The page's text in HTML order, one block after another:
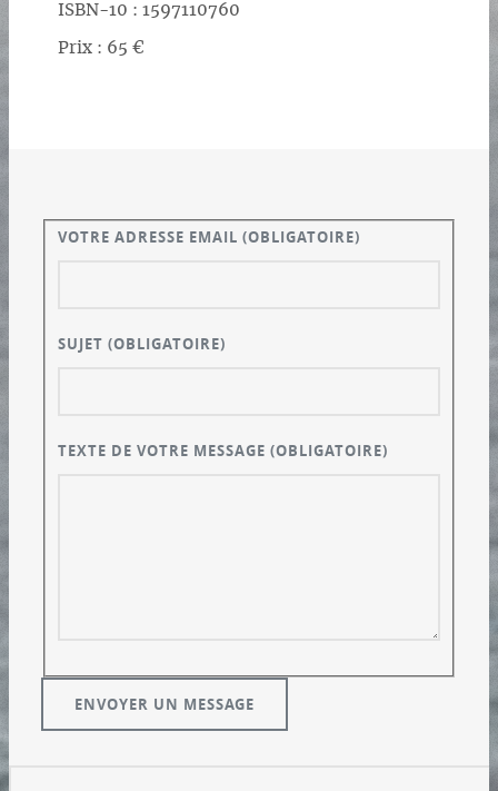
ISBN-10 : 1597110760
Prix : 65 €
VOTRE ADRESSE EMAIL(OBLIGATOIRE)
SUJET(OBLIGATOIRE)
TEXTE DE VOTRE MESSAGE(OBLIGATOIRE)